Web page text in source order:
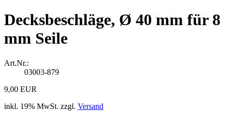
Decksbeschläge, Ø 40 mm für 8
mm Seile
Art.Nr.:
03003-879
9,00 EUR
inkl. 19% MwSt. zzgl. Versand